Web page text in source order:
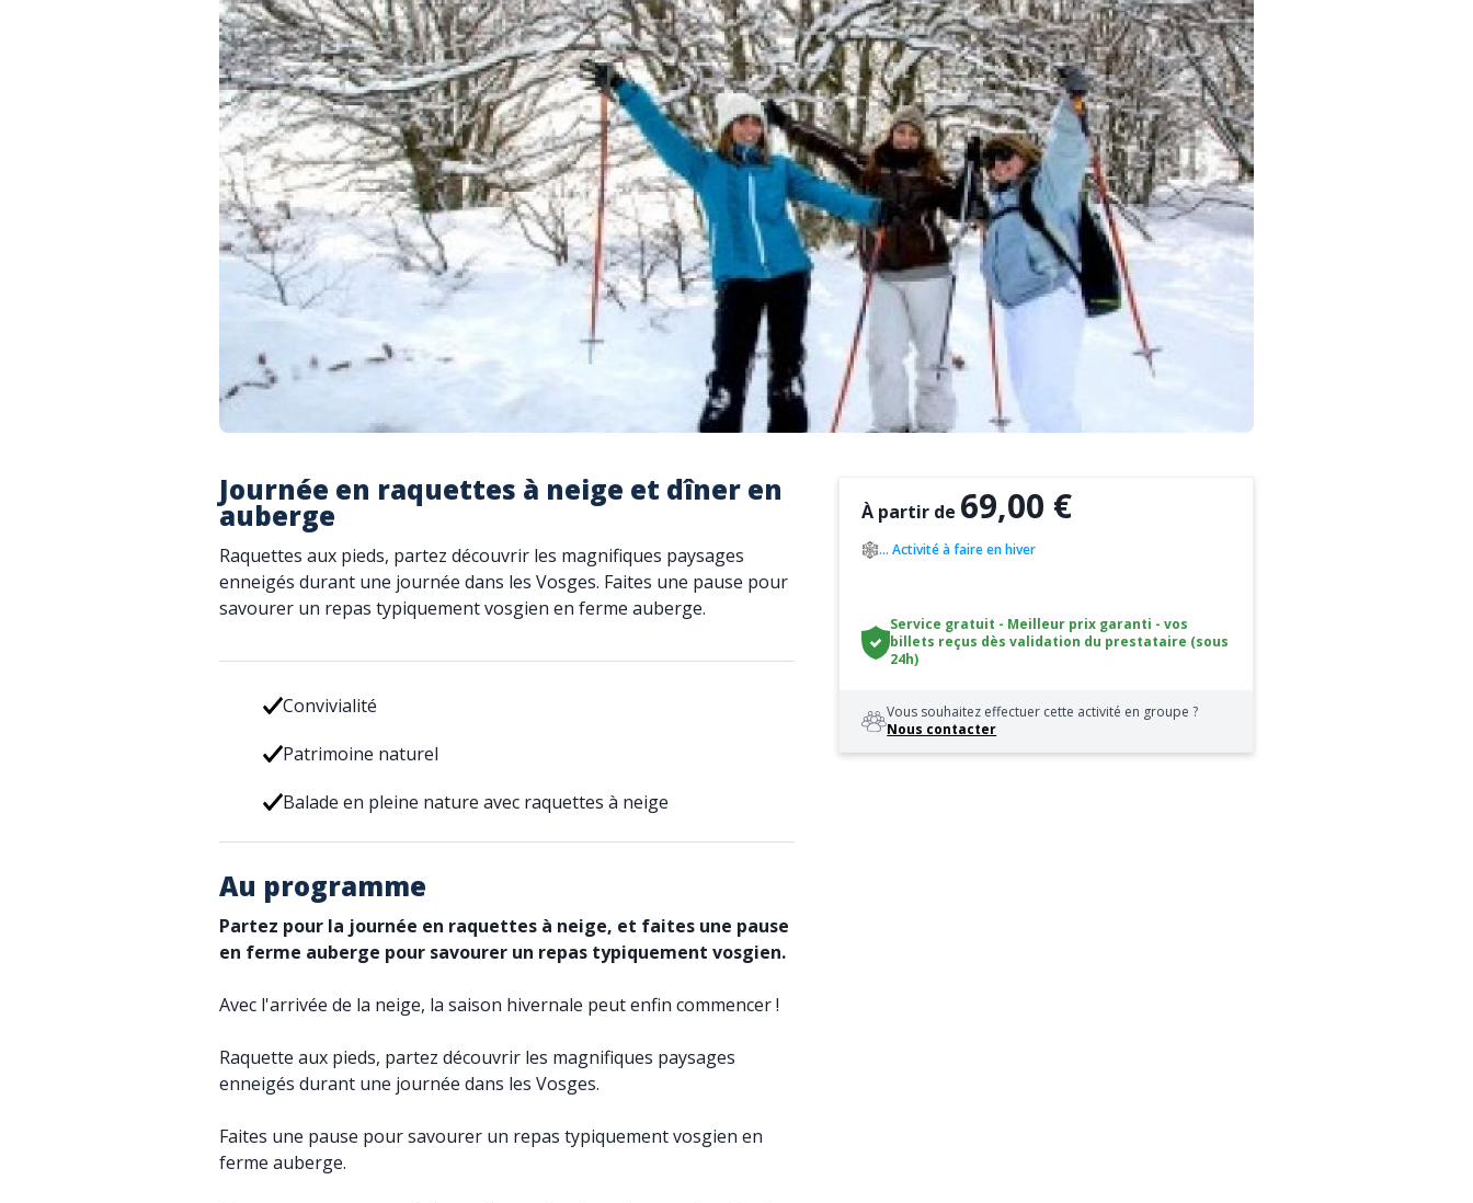
Journée en raquettes à neige et dîner en
auberge
Raquettes aux pieds, partez découvrir les magnifiques paysages
enneigés durant une journée dans les Vosges. Faites une pause pour
savourer un repas typiquement vosgien en ferme auberge.
Convivialité
Patrimoine naturel
Balade en pleine nature avec raquettes à neige
Au programme
Partez pour la journée en raquettes à neige, et faites une pause
en ferme auberge pour savourer un repas typiquement vosgien.
Avec l'arrivée de la neige, la saison hivernale peut enfin commencer !
Raquette aux pieds, partez découvrir les magnifiques paysages
enneigés durant une journée dans les Vosges.
Faites une pause pour savourer un repas typiquement vosgien en
ferme auberge.
À partir de 69,00 €
... Activité à faire en hiver
Service gratuit - Meilleur prix garanti - vos
billets reçus dès validation du prestataire (sous
24h)
Vous souhaitez effectuer cette activité en groupe ?
Nous contacter